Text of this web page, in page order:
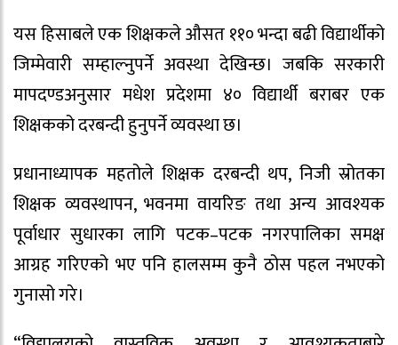
यस हिसाबले एक शिक्षकले औसत ११० भन्दा बढी विद्यार्थीको
जिम्मेवारी सम्हाल्नुपर्ने अवस्था देखिन्छ। जबकि सरकारी
मापदण्डअनुसार मधेश प्रदेशमा ४० विद्यार्थी बराबर एक
शिक्षकको दरबन्दी हुनुपर्ने व्यवस्था छ।
प्रधानाध्यापक महतोले शिक्षक दरबन्दी थप, निजी स्रोतका
शिक्षक व्यवस्थापन, भवनमा वायरिङ तथा अन्य आवश्यक
पूर्वाधार सुधारका लागि पटक–पटक नगरपालिका समक्ष
आग्रह गरिएको भए पनि हालसम्म कुनै ठोस पहल नभएको
गुनासो गरे।